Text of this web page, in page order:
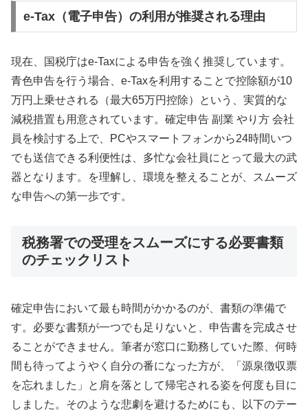
e-Tax（電子申告）の利用が推奨される理由
現在、国税庁はe-Taxによる申告を強く推奨しています。
青色申告を行う場合、e-Taxを利用することで控除額が10
万円上乗せされる（最大65万円控除）という、実質的な
減税措置も用意されています。確定申告 副業 やり方 会社
員を検討する上で、PCやスマートフォンから24時間いつ
でも送信できる利便性は、多忙な会社員にとって最大の武
器となります。を理解し、環境を整えることが、スムーズ
な申告への第一歩です。
税務署での受理をスムーズにする必要書類
のチェックリスト
確定申告において最も時間がかかるのが、書類の準備で
す。必要な書類が一つでも足りないと、申告書を完成させ
ることができません。筆者が窓口に勤務していた際、何時
間も待ってようやく自分の番になった方が、「源泉徴収票
を忘れました」と肩を落として帰宅される姿を何度も目に
しました。そのような悲劇を避けるためにも、以下のテー